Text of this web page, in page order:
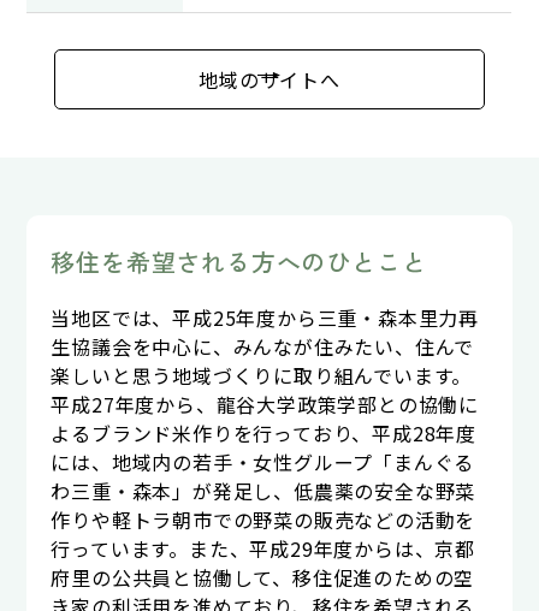
地域のサイトへ
移住を希望される方へのひとこと
当地区では、平成25年度から三重・森本里力再
生協議会を中心に、みんなが住みたい、住んで
楽しいと思う地域づくりに取り組んでいます。
平成27年度から、龍谷大学政策学部との協働に
よるブランド米作りを行っており、平成28年度
には、地域内の若手・女性グループ「まんぐる
わ三重・森本」が発足し、低農薬の安全な野菜
作りや軽トラ朝市での野菜の販売などの活動を
行っています。また、平成29年度からは、京都
府里の公共員と協働して、移住促進のための空